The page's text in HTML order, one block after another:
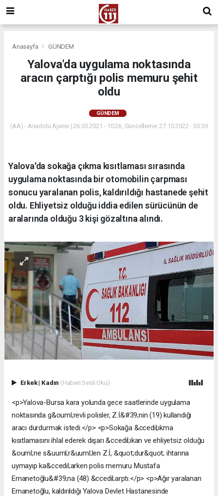
Anasayfa GÜNDEM
Yalova'da uygulama noktasında
aracın çarptığı polis memuru şehit
oldu
GÜNDEM
(AA) - Anadolu Ajansı | 26.05.2021 - 10:26, Güncelleme: 27.10.2022 - 05:59
Yalova'da sokağa çıkma kısıtlaması sırasında
uygulama noktasında bir otomobilin çarpması
sonucu yaralanan polis, kaldırıldığı hastanede şehit
oldu. Ehliyetsiz olduğu iddia edilen sürücünün de
aralarında olduğu 3 kişi gözaltına alındı.
Erkek| Kadın (Haberi Sesli Oku)
<p>Yalova-Bursa kara yolunda gece saatlerinde uygulama
noktasında g&ouml;revli polisler, Z.İ&#39;nin (19) kullandığı
aracı durdurmak istedi.</p> <p>Sokağa &ccedil;ıkma
kısıtlamasını ihlal ederek dışarı &ccedil;ıkan ve ehliyetsiz olduğu
&ouml;ne s&uuml;r&uuml;len Z.İ, &quot;dur&quot; ihtarına
uymayıp ka&ccedil;arken polis memuru Mustafa
Emanetoğlu&#39;na (48) &ccedil;arptı.</p> <p>Ağır yaralanan
Emanetoğlu, kaldırıldığı Yalova Devlet Hastanesinde